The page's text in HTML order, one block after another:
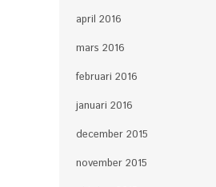
april 2016
mars 2016
februari 2016
januari 2016
december 2015
november 2015